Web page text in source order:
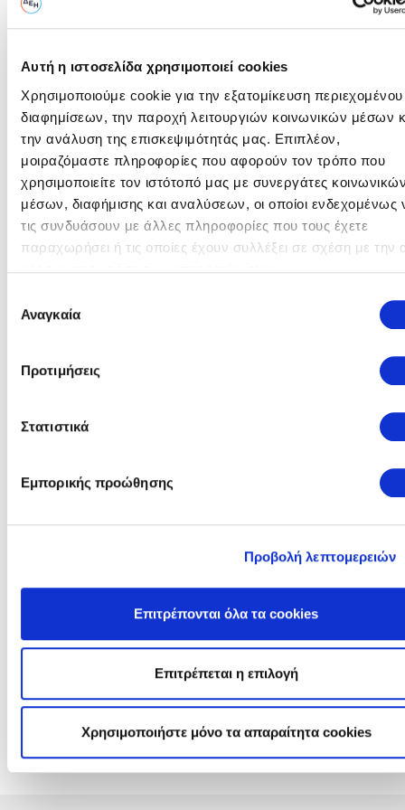
Αυτή η ιστοσελίδα χρησιμοποιεί cookies
Χρησιμοποιούμε cookie για την εξατομίκευση περιεχομένου
διαφημίσεων, την παροχή λειτουργιών κοινωνικών μέσων
την ανάλυση της επισκεψιμότητάς μας. Επιπλέον,
μοιραζόμαστε πληροφορίες που αφορούν τον τρόπο που
χρησιμοποιείτε τον ιστότοπό μας με συνεργάτες
μέσων, διαφήμισης και αναλύσεων, οι οποίοι ενδεχομένως
τις συνδυάσουν με άλλες πληροφορίες που τους έχετε
παραχωρήσει ή τις οποίες έχουν συλλέξει σε σχέση με την
συγκατάθεσης
Αναγκαία
Προτιμήσεις
Στατιστικά
Εμπορικής προώθησης
Προβολή λεπτομερειών
Επιτρέπονται όλα τα cookies
Επιτρέπεται η επιλογή
Χρησιμοποιήστε μόνο τα απαραίτητα cookies
29/05/2026 - 12:00 Σε Παράταση
Στοιχεία Υποβολής
Καλέστε μας για πληροφορίες σχετικά με την υποβολή των
προτάσεων σας:
Πληροφορίες:
Νίκος Σαββάκης |
n.savvakis@ppcgroup.com |
2241049038
Γεώργιος Βασιλάκης | g.vasilakis@ppcgroup.com |
Αντικείμενο:
Ανακοινώσεις &
Συμπληρώματα:
22/05/2026
Προϋπολογισμός: € 9.650(χωρίς ΦΠΑ)
Διεύθυνση ΔΕΠΑΝ- ΔΙΕΥΘΥΝΣΗ ΠΑΡΑΓΩΓΗΣ
ΝΗΣΙΩΝ
O